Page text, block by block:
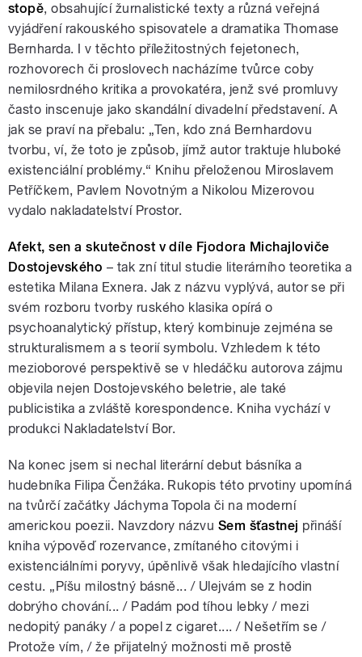
stopě, obsahující žurnalistické texty a různá veřejná
vyjádření rakouského spisovatele a dramatika Thomase
Bernharda. I v těchto příležitostných fejetonech,
rozhovorech či proslovech nacházíme tvůrce coby
nemilosrdného kritika a provokatéra, jenž své promluvy
často inscenuje jako skandální divadelní představení. A
jak se praví na přebalu: „Ten, kdo zná Bernhardovu
tvorbu, ví, že toto je způsob, jímž autor traktuje hluboké
existenciální problémy.“ Knihu přeloženou Miroslavem
Petříčkem, Pavlem Novotným a Nikolou Mizerovou
vydalo nakladatelství Prostor.
Afekt, sen a skutečnost v díle Fjodora Michajloviče
Dostojevského – tak zní titul studie literárního teoretika a
estetika Milana Exnera. Jak z názvu vyplývá, autor se při
svém rozboru tvorby ruského klasika opírá o
psychoanalytický přístup, který kombinuje zejména se
strukturalismem a s teorií symbolu. Vzhledem k této
mezioborové perspektivě se v hledáčku autorova zájmu
objevila nejen Dostojevského beletrie, ale také
publicistika a zvláště korespondence. Kniha vychází v
produkci Nakladatelství Bor.
Na konec jsem si nechal literární debut básníka a
hudebníka Filipa Čenžáka. Rukopis této prvotiny upomíná
na tvůrčí začátky Jáchyma Topola či na moderní
americkou poezii. Navzdory názvu Sem šťastnej přináší
kniha výpověď rozervance, zmítaného citovými i
existenciálními poryvy, úpěnlivě však hledajícího vlastní
cestu. „Píšu milostný básně... / Ulejvám se z hodin
dobrýho chování... / Padám pod tíhou lebky / mezi
nedopitý panáky / a popel z cigaret.... / Nešetřím se /
Protože vím, / že přijatelný možnosti mě prostě